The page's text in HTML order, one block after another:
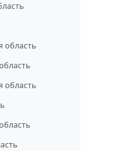
область
область